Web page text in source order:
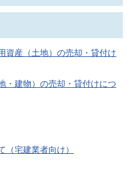
産（土地）の売却・貸付け
・建物）の売却・貸付けにつ
宅建業者向け）